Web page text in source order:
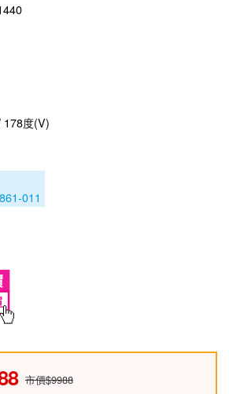
178度(V)
011
市價$9988